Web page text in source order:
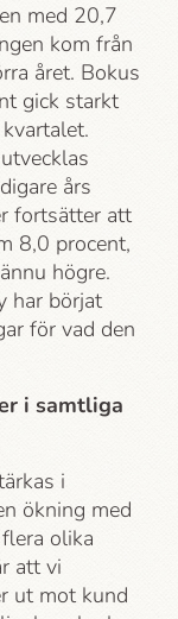
med 20,7
kom från
året. Bokus
gick starkt
års
fortsätter att
8,0 procent,
högre.
har börjat
för vad den
i samtliga
i
ökning med
olika
att vi
ut mot kund